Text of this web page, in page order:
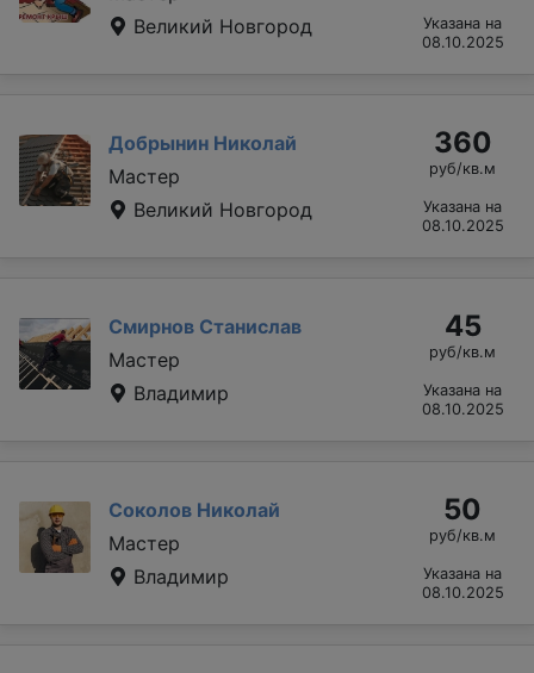
Великий Новгород
Указана на
08.10.2025
Добрынин Николай
Мастер
Великий Новгород
360
руб/кв.м
Указана на
08.10.2025
Смирнов Станислав
Мастер
Владимир
45
руб/кв.м
Указана на
08.10.2025
Соколов Николай
Мастер
Владимир
50
руб/кв.м
Указана на
08.10.2025